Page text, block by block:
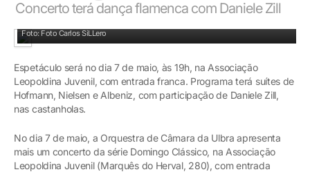
Concerto terá dança flamenca com Daniele Zill
Foto: Foto Carlos SiLLero
Espetáculo será no dia 7 de maio, às 19h, na Associação
Leopoldina Juvenil, com entrada franca. Programa terá suítes de
Hofmann, Nielsen e Albeniz, com participação de Daniele Zill,
nas castanholas.
No dia 7 de maio, a Orquestra de Câmara da Ulbra apresenta
mais um concerto da série Domingo Clássico, na Associação
Leopoldina Juvenil (Marquês do Herval, 280), com entrada